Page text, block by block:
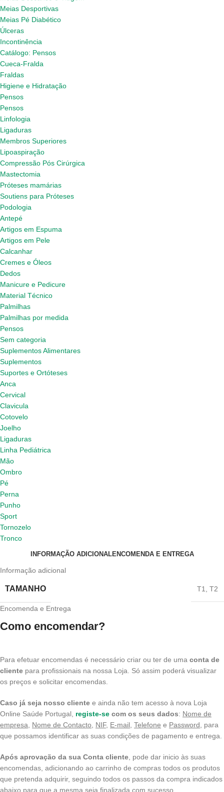
Meias Desportivas
Meias Pé Diabético
Úlceras
Incontinência
Catálogo: Pensos
Cueca-Fralda
Fraldas
Higiene e Hidratação
Pensos
Pensos
Linfologia
Ligaduras
Membros Superiores
Lipoaspiração
Compressão Pós Cirúrgica
Mastectomia
Próteses mamárias
Soutiens para Próteses
Podologia
Antepé
Artigos em Espuma
Artigos em Pele
Calcanhar
Cremes e Óleos
Dedos
Manicure e Pedicure
Material Técnico
Palmilhas
Palmilhas por medida
Pensos
Sem categoria
Suplementos Alimentares
Suplementos
Suportes e Ortóteses
Anca
Cervical
Clavicula
Cotovelo
Joelho
Ligaduras
Linha Pediátrica
Mão
Ombro
Pé
Perna
Punho
Sport
Tornozelo
Tronco
INFORMAÇÃO ADICIONALENCOMENDA E ENTREGA
Informação adicional
TAMANHO T1 T2
Encomenda e Entrega
Como encomendar?
Para efetuar encomendas é necessário criar ou ter de uma conta de
cliente para profissionais na nossa Loja. Só assim poderá visualizar
os preços e solicitar encomendas.
Caso já seja nosso cliente e ainda não tem acesso à nova Loja
Online Saúde Portugal, registe-se com os seus dados: Nome de
empresa
Nome de Contacto NIF, E-mail, Telefone e Password , para
que possamos identificar as suas condições de pagamento e entrega.
Após aprovação da sua Conta cliente , pode dar inicio às suas
encomendas, adicionando ao carrinho de compras todos os produtos
que pretenda adquirir, seguindo todos os passos da compra indicados
abaixo para que a mesma seja finalizada com sucesso.